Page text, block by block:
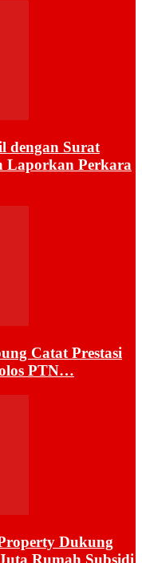
dengan Surat
Laporkan Perkara
Catat Prestasi
PTN…
Dukung
Rumah Subsidi